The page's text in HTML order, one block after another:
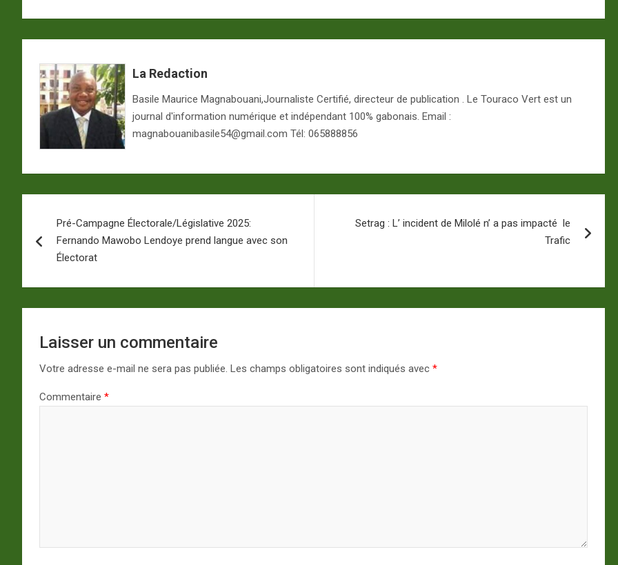
La Redaction
Basile Maurice Magnabouani,Journaliste Certifié, directeur de publication . Le Touraco Vert est un
journal d'information numérique et indépendant 100% gabonais. Email :
magnabouanibasile54@gmail.com Tél: 065888856
de
l’article
Pré-Campagne Électorale/Législative 2025:
Fernando Mawobo Lendoye prend langue avec son
Électorat
Setrag : L’ incident de Milolé n’ a pas impacté le
Trafic
Laisser un commentaire
Votre adresse e-mail ne sera pas publiée. Les champs obligatoires sont indiqués avec *
Commentaire *